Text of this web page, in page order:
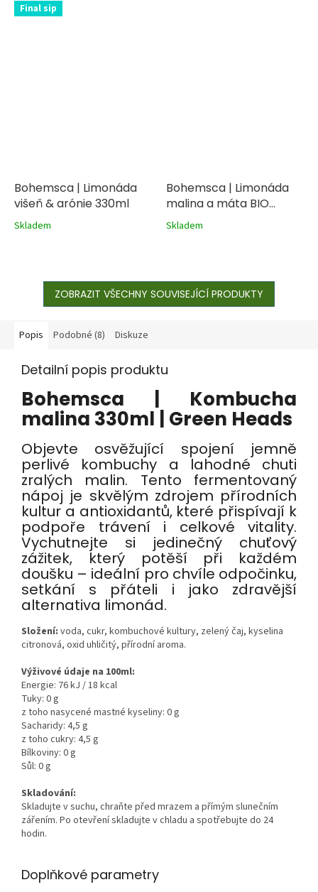
Final sip
Bohemsca | Limonáda
višeň & arónie 330ml
Skladem
Bohemsca | Limonáda
malina a máta BIO
330ml
Skladem
ZOBRAZIT VŠECHNY SOUVISEJÍCÍ PRODUKTY
Popis Podobné (8) Diskuze
Detailní popis produktu
Bohemsca | Kombucha
malina 330ml | Green Heads
Objevte osvěžující spojení jemně
perlivé kombuchy a lahodné chuti
zralých malin. Tento fermentovaný
nápoj je skvělým zdrojem přírodních
kultur a antioxidantů, které přispívají k
podpoře trávení i celkové vitality.
Vychutnejte si jedinečný chuťový
zážitek, který potěší při každém
doušku – ideální pro chvíle odpočinku,
setkání s přáteli i jako zdravější
alternativa limonád.
Složení: voda, cukr, kombuchové kultury, zelený čaj, kyselina
citronová, oxid uhličitý, přírodní aroma.
Výživové údaje na 100ml:
Energie: 76 kJ / 18 kcal
Tuky: 0 g
z toho nasycené mastné kyseliny: 0 g
Sacharidy: 4,5 g
z toho cukry: 4,5 g
Bílkoviny: 0 g
Sůl: 0 g
Skladování:
Skladujte v suchu, chraňte před mrazem a přímým slunečním
zářením. Po otevření skladujte v chladu a spotřebujte do 24
hodin.
Doplňkové parametry